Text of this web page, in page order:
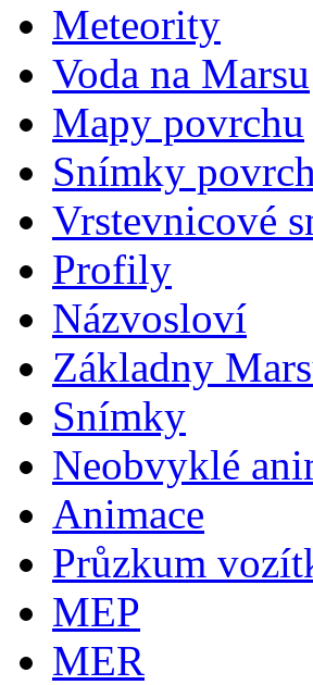
Meteority
Voda na Marsu
Mapy povrchu
Snímky
Vrstevnicové
Profily
Názvosloví
Základny
Snímky
Neobvyklé
Animace
Průzkum
MEP
MER